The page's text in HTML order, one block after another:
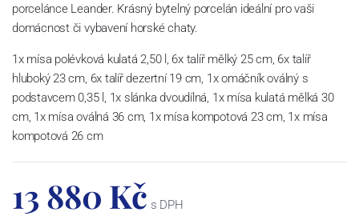
porcelánce Leander. Krásný bytelný porcelán ideální pro vaši
domácnost či vybavení horské chaty.
1x mísa polévková kulatá 2,50 l, 6x talíř mělký 25 cm, 6x talíř
hluboký 23 cm, 6x talíř dezertní 19 cm, 1x omáčník oválný s
podstavcem 0,35 l, 1x slánka dvoudílná, 1x mísa kulatá mělká 30
cm, 1x mísa oválná 36 cm, 1x mísa kompotová 23 cm, 1x mísa
kompotová 26 cm
13 880 Kč s DPH